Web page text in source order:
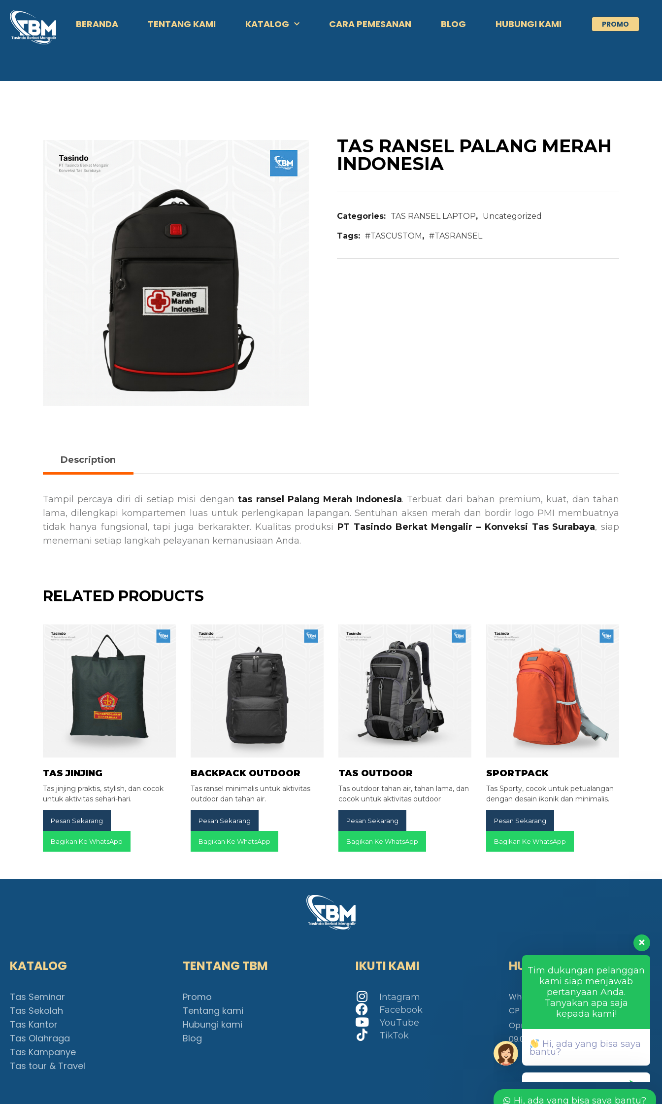
BERANDA TENTANG KAMI KATALOG CARA PEMESANAN BLOG HUBUNGI KAMI PROMO
TAS RANSEL PALANG MERAH
INDONESIA
Categories: TAS RANSEL LAPTOP, Uncategorized
Tags: #TASCUSTOM, #TASRANSEL
Description
Tampil percaya diri di setiap misi dengantas ransel Palang Merah Indonesia. Terbuat dari bahan premium, kuat, dan tahan
lama, dilengkapi kompartemen luas untuk perlengkapan lapangan. Sentuhan aksen merah dan bordir logo PMI membuatnya
tidak hanya fungsional, tapi juga berkarakter. Kualitas produksi PT Tasindo Berkat Mengalir – Konveksi Tas Surabaya, siap
menemani setiap langkah pelayanan kemanusiaan Anda.
RELATED PRODUCTS
TAS JINJING
Tas jinjing praktis, stylish, dan cocok
untuk aktivitas sehari-hari.
Pesan Sekarang
Bagikan Ke WhatsApp
BACKPACK OUTDOOR
Tas ransel minimalis untuk aktivitas
outdoor dan tahan air.
Pesan Sekarang
Bagikan Ke WhatsApp
TAS OUTDOOR
Tas outdoor tahan air, tahan lama, dan
cocok untuk aktivitas outdoor
Pesan Sekarang
Bagikan Ke WhatsApp
SPORTPACK
Tas Sporty, cocok untuk petualangan
dengan desain ikonik dan minimalis.
Pesan Sekarang
Bagikan Ke WhatsApp
KATALOG
Tas Seminar
Tas Sekolah
Tas Kantor
Tas Olahraga
Tas Kampanye
Tas tour & Travel
TENTANG TBM
Promo
Tentang kami
Hubungi kami
Blog
IKUTI KAMI
Intagram
Facebook
YouTube
TikTok
HUBUNGI KAMI
Whatsapp :
CP NOMER :
+62 838-5335-7053
Oprasiona :
09.00 – 17.00 WIB
Tim dukungan pelanggan
kami siap menjawab
pertanyaan Anda.
Tanyakan apa saja
kepada kami!
Hi, ada yang bisa saya
Hi, ada yang bisa saya bantu?